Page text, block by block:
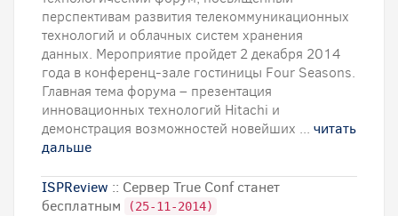
перспективам развития телекоммуникационных
технологий и облачных систем хранения
данных. Мероприятие пройдет 2 декабря 2014
года в конференц-зале гостиницы Four Seasons.
Главная тема форума – презентация
инновационных технологий Hitachi и
демонстрация возможностей новейших ... читать
дальше
ISPReview :: Сервер True Conf станет
бесплатным
(25-11-2014)